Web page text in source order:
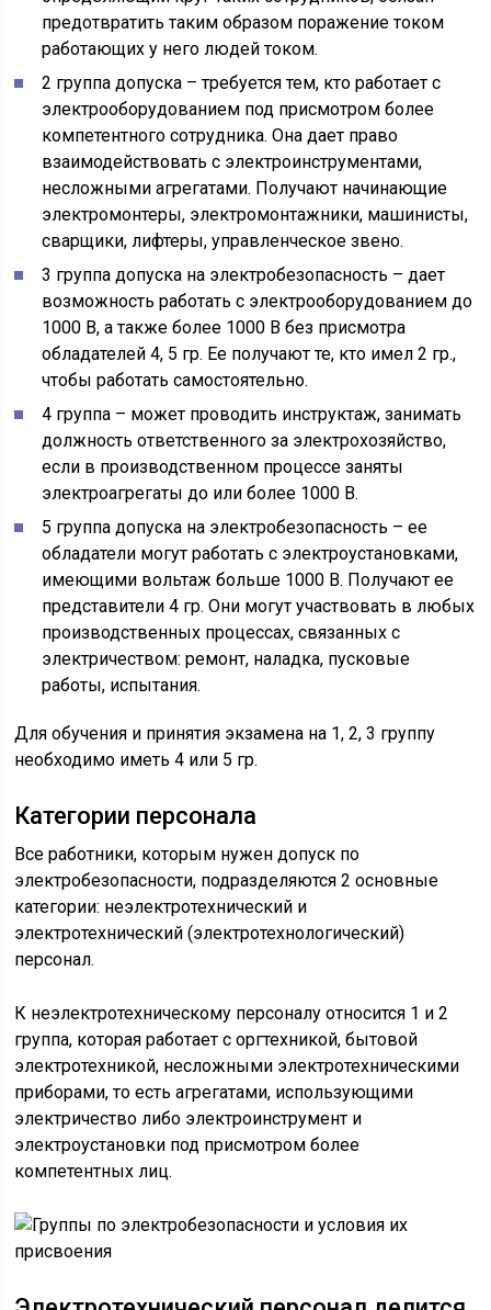
предотвратить таким образом поражение током
работающих у него людей током.
2 группа допуска – требуется тем, кто работает с
электрооборудованием под присмотром более
компетентного сотрудника. Она дает право
взаимодействовать с электроинструментами,
несложными агрегатами. Получают начинающие
электромонтеры, электромонтажники, машинисты,
сварщики, лифтеры, управленческое звено.
3 группа допуска на электробезопасность – дает
возможность работать с электрооборудованием до
1000 В, а также более 1000 В без присмотра
обладателей 4, 5 гр. Ее получают те, кто имел 2 гр.,
чтобы работать самостоятельно.
4 группа – может проводить инструктаж, занимать
должность ответственного за электрохозяйство,
если в производственном процессе заняты
электроагрегаты до или более 1000 В.
5 группа допуска на электробезопасность – ее
обладатели могут работать с электроустановками,
имеющими вольтаж больше 1000 В. Получают ее
представители 4 гр. Они могут участвовать в любых
производственных процессах, связанных с
электричеством: ремонт, наладка, пусковые
работы, испытания.
Для обучения и принятия экзамена на 1, 2, 3 группу
необходимо иметь 4 или 5 гр.
Категории персонала
Все работники, которым нужен допуск по
электробезопасности, подразделяются 2 основные
категории: неэлектротехнический и
электротехнический (электротехнологический)
персонал.
К неэлектротехническому персоналу относится 1 и 2
группа, которая работает с оргтехникой, бытовой
электротехникой, несложными электротехническими
приборами, то есть агрегатами, использующими
электричество либо электроинструмент и
электроустановки под присмотром более
компетентных лиц.